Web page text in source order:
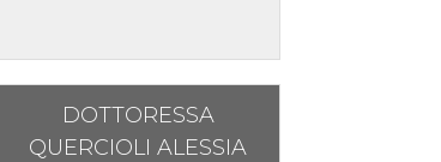
DOTTORESSA
QUERCIOLI ALESSIA